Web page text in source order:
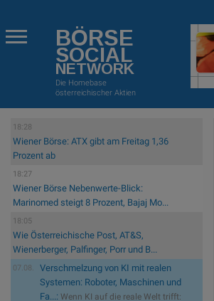
BÖRSE
SOCIAL
NETWORK
Die Homebase
österreichischer Aktien
18:28
Wiener Börse: ATX gibt am Freitag 1,36
Prozent ab
18:27
Wiener Börse Nebenwerte-Blick:
Marinomed steigt 8 Prozent, Bajaj Mo...
18:05
Wie Österreichische Post, AT&S,
Wienerberger, Palfinger, Porr und B...
07.08.
Verschmelzung von KI mit realen
Systemen: Roboter, Maschinen und
Fa...: Wenn KI auf die reale Welt trifft: